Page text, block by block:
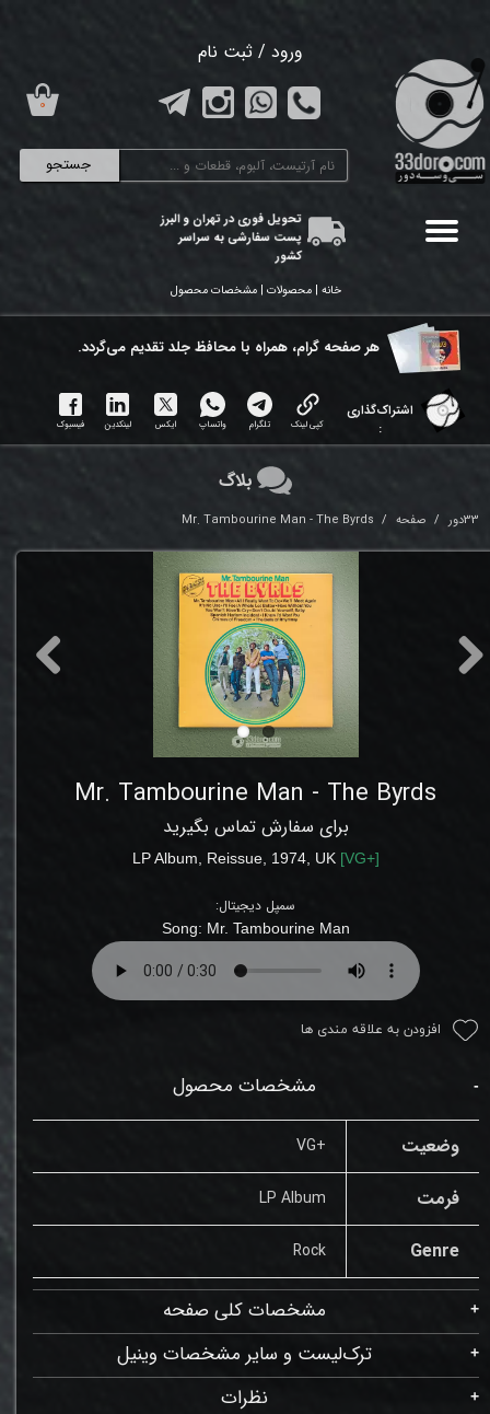
جستجو
ورود / ثبت نام
تغییر گذر واژه
سفارشات
تحویل فوری در تهران و البرز
پست سفارشی به سراسر
کشور
۰
خانه | محصولات | مشخصات محصول
هر ​صفحه گرام، همراه با محافظ جلد تقدیم می‌گردد.
اشتراک‌گذاری
:
کپی لینک تلگرام واتساپ ایکس لینکدین فیسبوک
33دور صفحه Mr. Tambourine Man - The Byrds
Mr. Tambourine Man - The Byrds
برای سفارش تماس بگیرید
LP Album Reissue , 1974, UK [VG+]
سمپل دیجیتال:
Song: Mr. Tambourine Man
افزودن به علاقه مندی ها
مشخصات محصول
وضعیت +VG
فرمت LP Album
Genre
Rock
مشخصات کلی صفحه
ترک‌لیست و سایر مشخصات وینیل
نظرات
بلاگ